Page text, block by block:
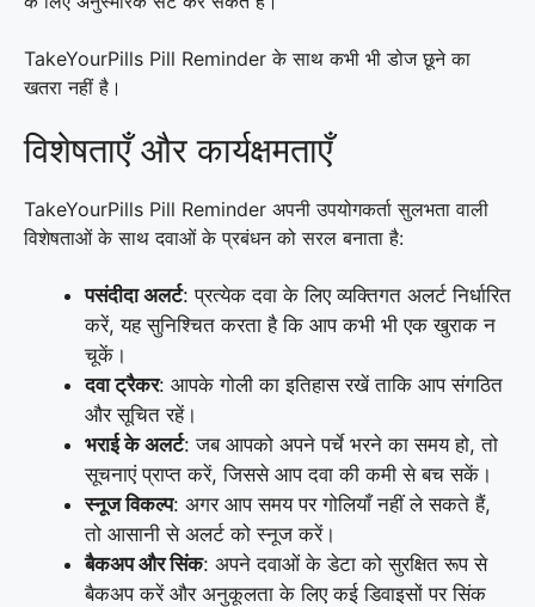
TakeYourPills Pill Reminder के साथ कभी भी डोज छूने का
खतरा नहीं है।
विशेषताएँ और कार्यक्षमताएँ
TakeYourPills Pill Reminder अपनी उपयोगकर्ता सुलभता वाली
विशेषताओं के साथ दवाओं के प्रबंधन को सरल बनाता है:
पसंदीदा अलर्ट: प्रत्येक दवा के लिए व्यक्तिगत अलर्ट निर्धारित
करें, यह सुनिश्चित करता है कि आप कभी भी एक खुराक न
चूकें।
दवा ट्रैकर: आपके गोली का इतिहास रखें ताकि आप संगठित
और सूचित रहें।
भराई के अलर्ट: जब आपको अपने पर्चे भरने का समय हो, तो
सूचनाएं प्राप्त करें, जिससे आप दवा की कमी से बच सकें।
स्नूज विकल्प: अगर आप समय पर गोलियाँ नहीं ले सकते हैं,
तो आसानी से अलर्ट को स्नूज करें।
बैकअप और सिंक: अपने दवाओं के डेटा को सुरक्षित रूप से
बैकअप करें और अनुकूलता के लिए कई डिवाइसों पर सिंक